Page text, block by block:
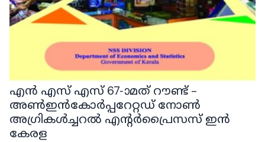
എൻ എസ് എസ് 67-ാമത് റൗണ്ട് -
അൺഇൻകോർപ്പറേറ്റഡ് നോൺ
അഗ്രികൾച്ചറൽ എന്റർപ്രൈസസ് ഇൻ
കേരള